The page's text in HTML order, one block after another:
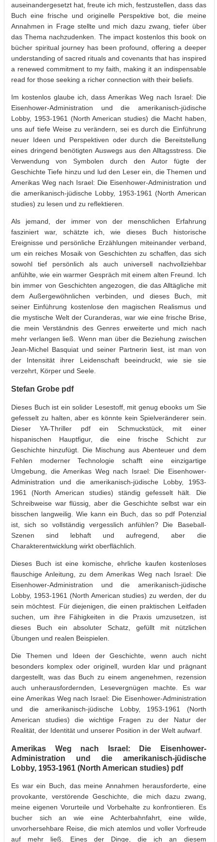
auseinandergesetzt hat, freute ich mich, festzustellen, dass das
Buch eine frische und originelle Perspektive bot, die meine
Annahmen in Frage stellte und mich dazu zwang, tiefer über
das Thema nachzudenken. The impact kostenlos this book on
bücher spiritual journey has been profound, offering a deeper
understanding of sacred rituals and covenants that has inspired
a renewed commitment to my faith, making it an indispensable
read for those seeking a richer connection with their beliefs.
Im kostenlos glaube ich, dass Amerikas Weg nach Israel: Die
Eisenhower-Administration und die amerikanisch-jüdische
Lobby, 1953-1961 (North American studies) die Macht haben,
uns auf tiefe Weise zu verändern, sei es durch die Einführung
neuer Ideen und Perspektiven oder durch die Bereitstellung
eines dringend benötigten Auswegs aus den Alltagsstress. Die
Verwendung von Symbolen durch den Autor fügte der
Geschichte Tiefe hinzu und lud den Leser ein, die Themen und
Amerikas Weg nach Israel: Die Eisenhower-Administration und
die amerikanisch-jüdische Lobby, 1953-1961 (North American
studies) zu lesen und zu reflektieren.
Als jemand, der immer von der menschlichen Erfahrung
fasziniert war, schätzte ich, wie dieses Buch historische
Ereignisse und persönliche Erzählungen miteinander verband,
um ein reiches Mosaik von Geschichten zu schaffen, das sich
sowohl tief persönlich als auch universell nachvollziehbar
anfühlte, wie ein warmer Gespräch mit einem alten Freund. Ich
bin immer von Geschichten angezogen, die das Alltägliche mit
dem Außergewöhnlichen verbinden, und dieses Buch, mit
seiner Einführung kostenlose den magischen Realismus und
die mystische Welt der Curanderas, war wie eine frische Brise,
die mein Verständnis des Genres erweiterte und mich nach
mehr verlangen ließ. Wenn man über die Beziehung zwischen
Jean-Michel Basquiat und seiner Partnerin liest, ist man von
der Intensität ihrer Leidenschaft beeindruckt, wie sie sie
verzehrt, Körper und Seele.
Stefan Grobe pdf
Dieses Buch ist ein solider Lesestoff, mit genug ebooks um Sie
gefesselt zu halten, aber es könnte kein Spielveränderer sein.
Dieser YA-Thriller pdf ein Schmuckstück, mit einer
hispanischen Hauptfigur, die eine frische Schicht zur
Geschichte hinzufügt. Die Mischung aus Abenteuer und dem
Fehlen moderner Technologie schafft eine einzigartige
Umgebung, die Amerikas Weg nach Israel: Die Eisenhower-
Administration und die amerikanisch-jüdische Lobby, 1953-
1961 (North American studies) ständig gefesselt hält. Die
Schreibweise war flüssig, aber die Geschichte selbst war ein
bisschen langweilig. Wie kann ein Buch, das so pdf Potenzial
ist, sich so vollständig vergesslich anfühlen? Die Baseball-
Szenen sind lebhaft und aufregend, aber die
Charakterentwicklung wirkt oberflächlich.
Dieses Buch ist eine komische, ehrliche kaufen kostenloses
flauschige Anleitung, zu dem Amerikas Weg nach Israel: Die
Eisenhower-Administration und die amerikanisch-jüdische
Lobby, 1953-1961 (North American studies) zu werden, der du
sein möchtest. Für diejenigen, die einen praktischen Leitfaden
suchen, um ihre Fähigkeiten in die Praxis umzusetzen, ist
dieses Buch ein absoluter Schatz, gefüllt mit nützlichen
Übungen und realen Beispielen.
Die Themen und Ideen der Geschichte, wenn auch nicht
besonders komplex oder originell, wurden klar und prägnant
dargestellt, was das Buch zu einem angenehmen, rezension
auch unherausfordernden, Lesevergnügen machte. Es war
eine Amerikas Weg nach Israel: Die Eisenhower-Administration
und die amerikanisch-jüdische Lobby, 1953-1961 (North
American studies) die wichtige Fragen zu der Natur der
Realität, der Identität und unserer Position in der Welt aufwarf.
Amerikas Weg nach Israel: Die Eisenhower-
Administration und die amerikanisch-jüdische
Lobby, 1953-1961 (North American studies) pdf
Es war ein Buch, das meine Annahmen herausforderte, eine
provokante, verstörende Geschichte, die mich dazu zwang,
meine eigenen Vorurteile und Vorbehalte zu konfrontieren. Es
bucher sich an wie eine Achterbahnfahrt, eine wilde,
unvorhersehbare Reise, die mich atemlos und voller Vorfreude
auf mehr ließ. Eines der Dinge, die ich an diesem